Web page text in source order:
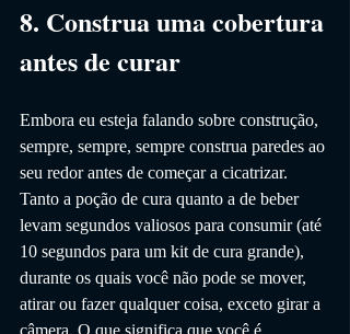
8. Construa uma cobertura
antes de curar
Embora eu esteja falando sobre construção,
sempre, sempre, sempre construa paredes ao
seu redor antes de começar a cicatrizar.
Tanto a poção de cura quanto a de beber
levam segundos valiosos para consumir (até
10 segundos para um kit de cura grande),
durante os quais você não pode se mover,
atirar ou fazer qualquer coisa, exceto girar a
câmera. O que significa que você é